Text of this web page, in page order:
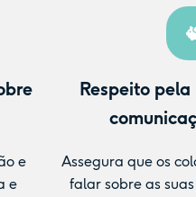
e
e
Respeito
Assegura que os
falar sobre as